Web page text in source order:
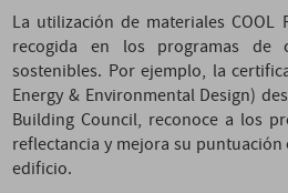
La utilización de materiales COOL
recogida en los programas de
sostenibles. Por ejemplo, la
Energy & Environmental Design)
Building Council, reconoce a los
reflectancia y mejora su
edificio.